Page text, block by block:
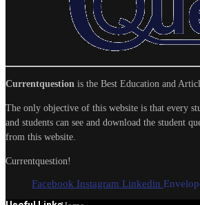
Currentquestion is the Best Education and
The only objective of this website is that every
and students can see and download the student
from this website.
Currentquestion!
Facebook Instagram Linkedin